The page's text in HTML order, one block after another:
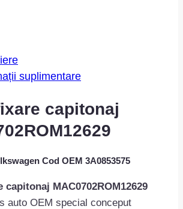
suplimentare
capitonaj
Cod OEM 3A0853575
capitonaj MAC0702ROM12629
auto OEM special conceput